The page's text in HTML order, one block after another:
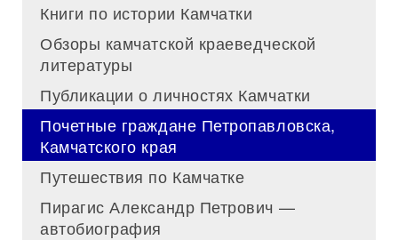
Книги по истории Камчатки
Обзоры камчатской краеведческой
литературы
Публикации о личностях Камчатки
Почетные граждане Петропавловска,
Камчатского края
Путешествия по Камчатке
Пирагис Александр Петрович —
автобиография